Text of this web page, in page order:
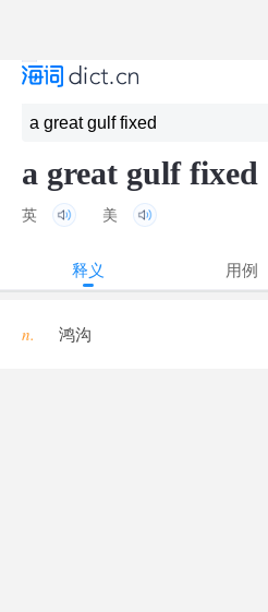
a great gulf fixed
英 美
释义 用例
n. 鸿沟